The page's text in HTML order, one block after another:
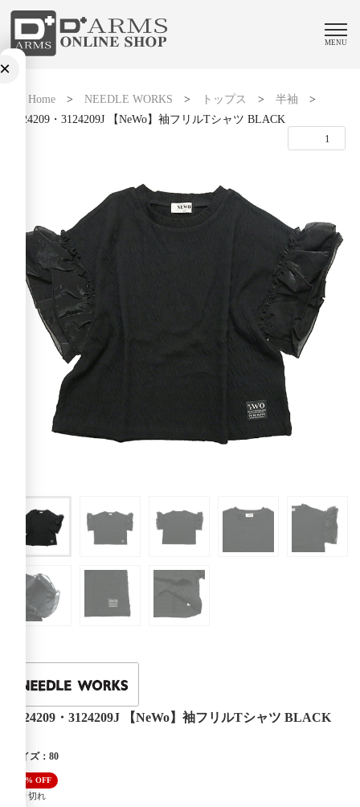
MENU
Home> NEEDLE WORKS > トップス > 半袖 >
3124209・3124209J 【NeWo】袖フリルTシャツ BLACK
1
3124209・3124209J 【NeWo】袖フリルTシャツ BLACK
サイズ：80
40% OFF
売り切れ
×